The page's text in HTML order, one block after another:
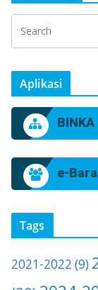
Aplikasi
BINKA
e-
Tags
2021-2022 (9)